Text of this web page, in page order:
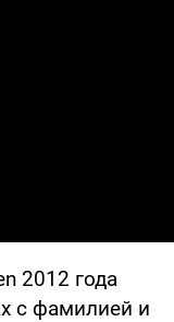
2012 года
с фамилией и